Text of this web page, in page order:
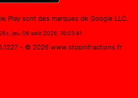
Play sont des marques de Google LLC.
jeu. 06 août 2026, 16:03:41
- © 2026 www.stopinfractions.fr